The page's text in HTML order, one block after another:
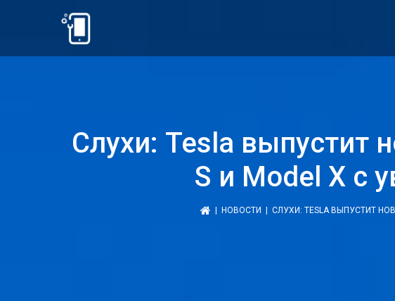
Слухи: Tesla выпустит
S и Model X с
НОВОСТИ | СЛУХИ: TESLA ВЫПУСТИТ